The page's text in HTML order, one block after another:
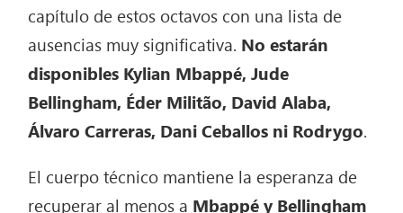
capítulo de estos octavos con una lista de
ausencias muy significativa. No estarán
disponibles Kylian Mbappé, Jude
Bellingham, Éder Militão, David Alaba,
Álvaro Carreras, Dani Ceballos ni Rodrygo.
El cuerpo técnico mantiene la esperanza de
recuperar al menos a Mbappé y Bellingham